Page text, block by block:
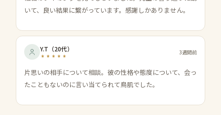
いて、良い結果に繋がっています。感謝しかありません。
Y.T （20代） 3週間前
片思いの相手について相談。彼の性格や態度について、会っ
たこともないのに言い当てられて鳥肌でした。